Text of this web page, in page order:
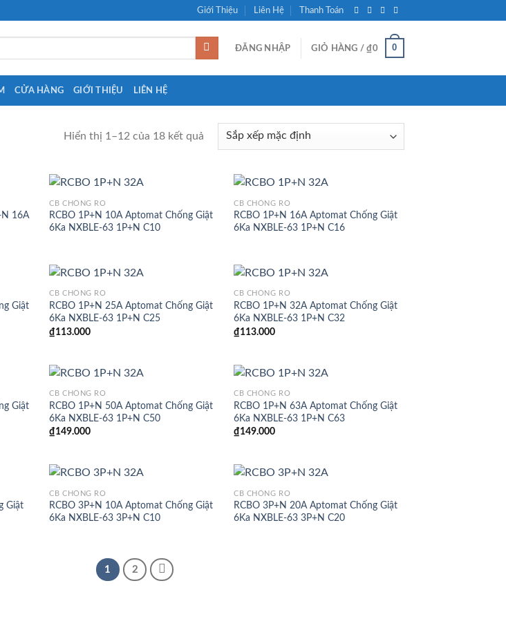
Giới Thiệu Liên Hệ Thanh Toán
ĐĂNG NHẬP GIỎ HÀNG /₫0 0
CỬA HÀNG GIỚI THIỆU LIÊN HỆ
Hiển thị 1–12 của 18 kết quả
16A
CB CHỐNG RÒ
RCBO 1P+N 10A Aptomat Chống Giật
6Ka NXBLE-63 1P+N C10
CB CHỐNG RÒ
RCBO 1P+N 16A Aptomat Chống Giật
6Ka NXBLE-63 1P+N C16
Giật
CB CHỐNG RÒ
RCBO 1P+N 25A Aptomat Chống Giật
6Ka NXBLE-63 1P+N C25
₫113.000
CB CHỐNG RÒ
RCBO 1P+N 32A Aptomat Chống Giật
6Ka NXBLE-63 1P+N C32
₫113.000
Giật
CB CHỐNG RÒ
RCBO 1P+N 50A Aptomat Chống Giật
6Ka NXBLE-63 1P+N C50
₫149.000
CB CHỐNG RÒ
RCBO 1P+N 63A Aptomat Chống Giật
6Ka NXBLE-63 1P+N C63
₫149.000
Giật
CB CHỐNG RÒ
RCBO 3P+N 10A Aptomat Chống Giật
6Ka NXBLE-63 3P+N C10
CB CHỐNG RÒ
RCBO 3P+N 20A Aptomat Chống Giật
6Ka NXBLE-63 3P+N C20
1 2